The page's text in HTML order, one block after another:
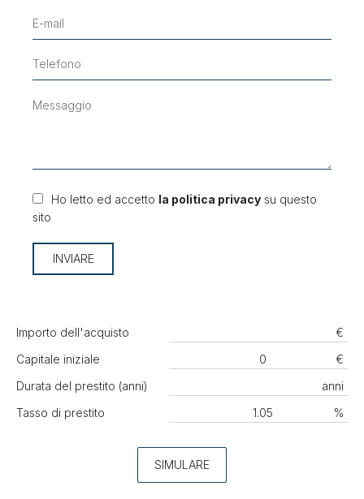
Ho letto ed accetto la politica privacy su questo
sito
INVIARE
Importo dell'acquisto
€
Capitale iniziale
€
Durata del prestito (anni)
anni
Tasso di prestito
%
SIMULARE